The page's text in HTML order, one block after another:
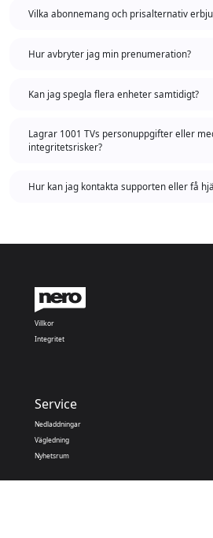
Vilka abonnemang och prisalternativ
Hur avbryter jag min prenumeration?
Kan jag spegla flera enheter samtidigt?
Lagrar 1001 TVs personuppgifter eller
integritetsrisker?
Hur kan jag kontakta supporten eller få
Villkor
Integritet
Service
Nedladdningar
Vägledning
Nyhetsrum